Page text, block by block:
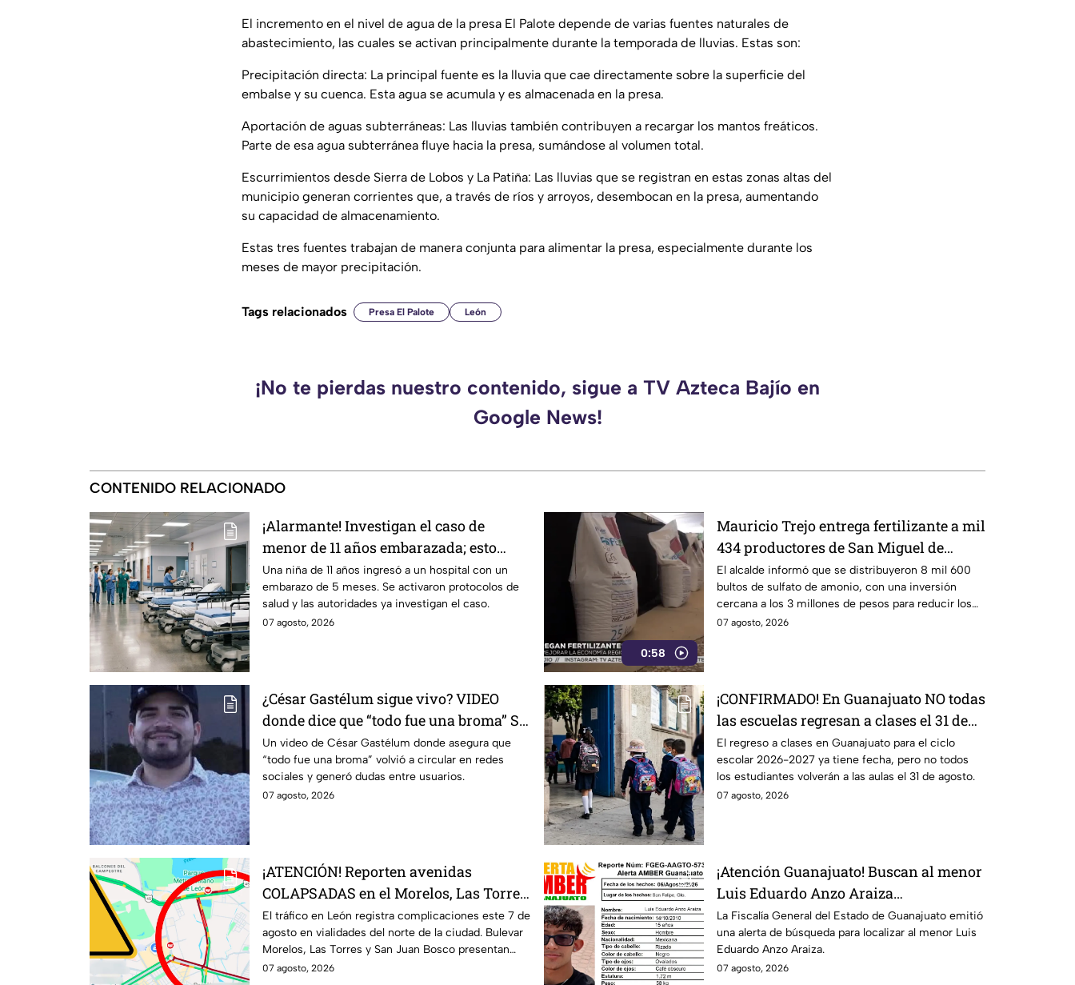
El incremento en el nivel de agua de la presa El Palote depende de varias fuentes naturales de
abastecimiento, las cuales se activan principalmente durante la temporada de lluvias. Estas son:
Precipitación directa: La principal fuente es la lluvia que cae directamente sobre la superficie del
embalse y su cuenca. Esta agua se acumula y es almacenada en la presa.
Aportación de aguas subterráneas: Las lluvias también contribuyen a recargar los mantos freáticos.
Parte de esa agua subterránea fluye hacia la presa, sumándose al volumen total.
Escurrimientos desde Sierra de Lobos y La Patiña: Las lluvias que se registran en estas zonas altas del
municipio generan corrientes que, a través de ríos y arroyos, desembocan en la presa, aumentando
su capacidad de almacenamiento.
Estas tres fuentes trabajan de manera conjunta para alimentar la presa, especialmente durante los
meses de mayor precipitación.
Tags relacionados Presa El Palote León
¡No te pierdas nuestro contenido, sigue a TV Azteca Bajío en
Google News!
CONTENIDO RELACIONADO
¡Alarmante! Investigan el caso de
menor de 11 años embarazada; esto
ocurrió
Una niña de 11 años ingresó a un hospital con un
embarazo de 5 meses. Se activaron protocolos de
salud y las autoridades ya investigan el caso.
07 agosto, 2026
0:58
Mauricio Trejo entrega fertilizante a mil
434 productores de San Miguel de
Allende
El alcalde informó que se distribuyeron 8 mil 600
bultos de sulfato de amonio, con una inversión
cercana a los 3 millones de pesos para reducir los
costos de producción en el campo
07 agosto, 2026
¿César Gastélum sigue vivo? VIDEO
donde dice que “todo fue una broma” SE
VIRALIZA en redes; esto se sabe
Un video de César Gastélum donde asegura que
“todo fue una broma” volvió a circular en redes
sociales y generó dudas entre usuarios.
07 agosto, 2026
¡CONFIRMADO! En Guanajuato NO todas
las escuelas regresan a clases el 31 de
agosto; esto debes saber
El regreso a clases en Guanajuato para el ciclo
escolar 2026-2027 ya tiene fecha, pero no todos
los estudiantes volverán a las aulas el 31 de agosto.
07 agosto, 2026
¡ATENCIÓN! Reporten avenidas
COLAPSADAS en el Morelos, Las Torres
y San Juan Bosco, en León HOY 7 de
agosto ¿Qué pasó?
El tráfico en León registra complicaciones este 7 de
agosto en vialidades del norte de la ciudad. Bulevar
Morelos, Las Torres y San Juan Bosco presentan
congestionamiento.
07 agosto, 2026
¡Atención Guanajuato! Buscan al menor
Luis Eduardo Anzo Araiza
desaparecido en San Felipe
La Fiscalía General del Estado de Guanajuato emitió
una alerta de búsqueda para localizar al menor Luis
Eduardo Anzo Araiza.
07 agosto, 2026